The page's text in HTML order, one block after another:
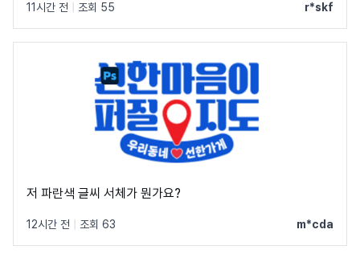
11시간 전 조회 55 r*skf
저 파란색 글씨 서체가 뭔가요?
12시간 전 조회 63 m*cda